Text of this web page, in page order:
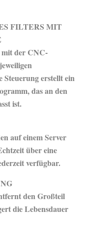
FILTERS MIT
der CNC-
Steuerung erstellt ein
das an den
ist.
auf einem Server
über eine
verfügbar.
den Großteil
die Lebensdauer